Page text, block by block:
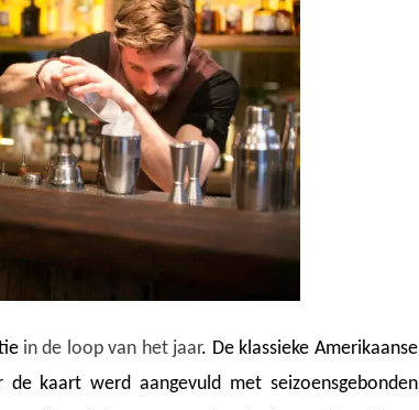
in de loop van het jaar. De klassieke Amerikaanse
kaart werd aangevuld met seizoensgebonden